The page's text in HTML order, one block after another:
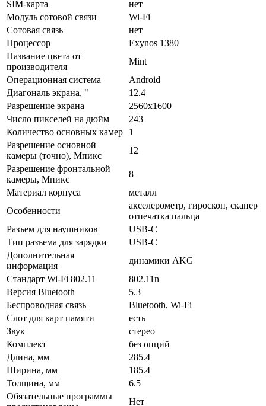
SIM-карта
нет
Модуль сотовой связи
Wi-Fi
Сотовая связь
нет
Процессор
Exynos 1380
Название цвета от
производителя
Mint
Операционная система
Android
Диагональ экрана, "
12.4
Разрешение экрана
2560x1600
Число пикселей на дюйм
243
Количество основных камер
1
Разрешение основной
камеры (точно), Мпикс
12
Разрешение фронтальной
камеры, Мпикс
8
Материал корпуса
металл
Особенности
акселерометр, гироскоп, cканер
отпечатка пальца
Разъем для наушников
USB-C
Тип разъема для зарядки
USB-C
Дополнительная
информация
динамики AKG
Стандарт Wi-Fi 802.11
802.11n
Версия Bluetooth
5.3
Беспроводная связь
Bluetooth, Wi-Fi
Слот для карт памяти
есть
Звук
стерео
Комплект
без опций
Длина, мм
285.4
Ширина, мм
185.4
Толщина, мм
6.5
Обязательные программы
Нет